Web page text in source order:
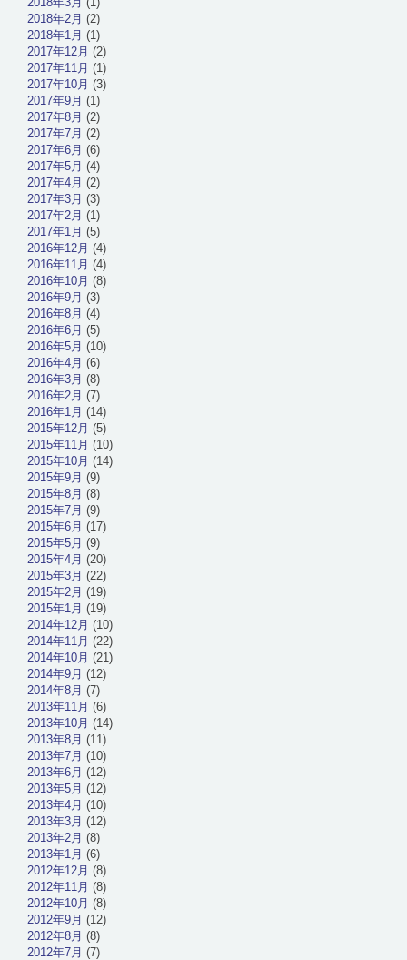
2018年2月 (2)
2018年1月 (1)
2017年12月 (2)
2017年11月 (1)
2017年10月 (3)
2017年9月 (1)
2017年8月 (2)
2017年7月 (2)
2017年6月 (6)
2017年5月 (4)
2017年4月 (2)
2017年3月 (3)
2017年2月 (1)
2017年1月 (5)
2016年12月 (4)
2016年11月 (4)
2016年10月 (8)
2016年9月 (3)
2016年8月 (4)
2016年6月 (5)
2016年5月 (10)
2016年4月 (6)
2016年3月 (8)
2016年2月 (7)
2016年1月 (14)
2015年12月 (5)
2015年11月 (10)
2015年10月 (14)
2015年9月 (9)
2015年8月 (8)
2015年7月 (9)
2015年6月 (17)
2015年5月 (9)
2015年4月 (20)
2015年3月 (22)
2015年2月 (19)
2015年1月 (19)
2014年12月 (10)
2014年11月 (22)
2014年10月 (21)
2014年9月 (12)
2014年8月 (7)
2013年11月 (6)
2013年10月 (14)
2013年8月 (11)
2013年7月 (10)
2013年6月 (12)
2013年5月 (12)
2013年4月 (10)
2013年3月 (12)
2013年2月 (8)
2013年1月 (6)
2012年12月 (8)
2012年11月 (8)
2012年10月 (8)
2012年9月 (12)
2012年8月 (8)
2012年7月 (7)